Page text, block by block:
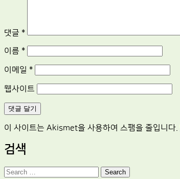
댓글 *
이름 *
이메일 *
웹사이트
이 사이트는 Akismet을 사용하여 스팸을 줄입니다.
검색
Search